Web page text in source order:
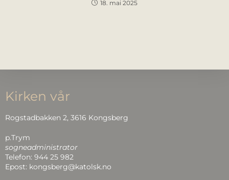
18. mai 2025
Kirken vår
Rogstadbakken 2, 3616 Kongsberg
p.Trym
sogneadministrator
Telefon: 944 25 982
Epost: kongsberg@katolsk.no